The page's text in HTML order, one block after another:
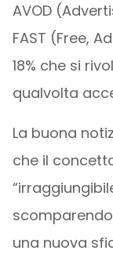
AVOD
FAST (Free,
18% che si
qualvolta
La buona
che il
una nuova